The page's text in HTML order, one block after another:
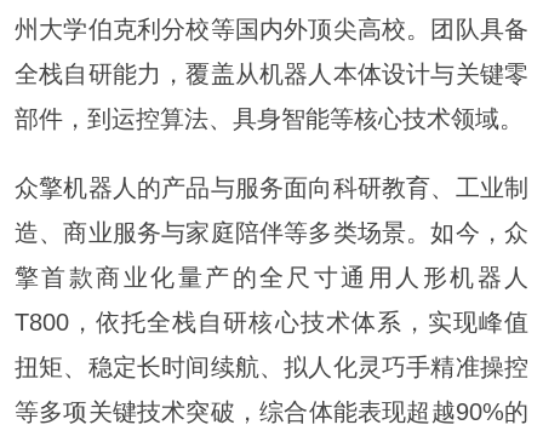
州大学伯克利分校等国内外顶尖高校。团队具备
全栈自研能力，覆盖从机器人本体设计与关键零
部件，到运控算法、具身智能等核心技术领域。
众擎机器人的产品与服务面向科研教育、工业制
造、商业服务与家庭陪伴等多类场景。如今，众
擎首款商业化量产的全尺寸通用人形机器人
T800，依托全栈自研核心技术体系，实现峰值
扭矩、稳定长时间续航、拟人化灵巧手精准操控
等多项关键技术突破，综合体能表现超越90%的